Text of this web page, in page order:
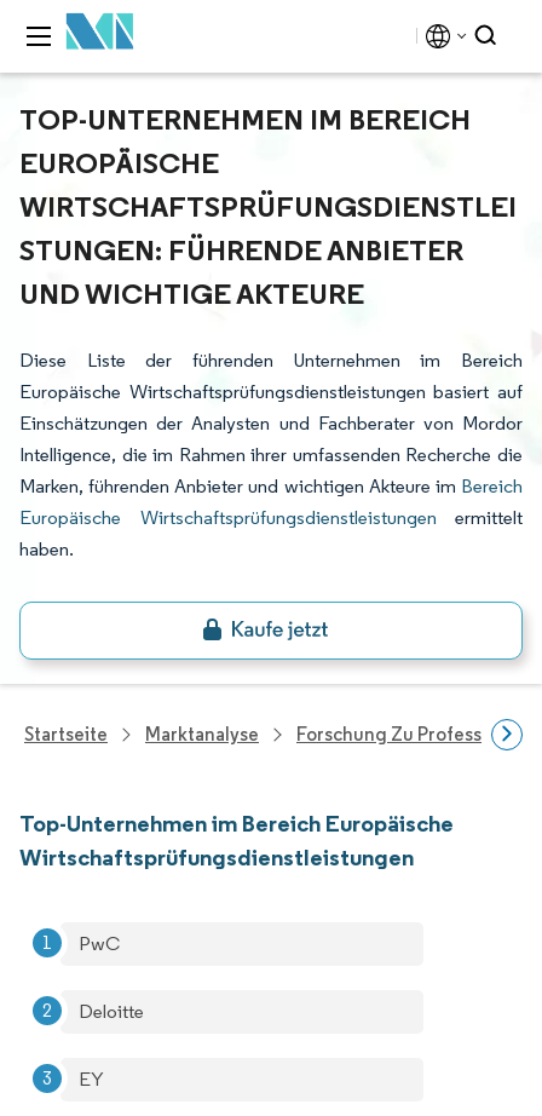
TOP-UNTERNEHMEN IM BEREICH
EUROPÄISCHE
WIRTSCHAFTSPRÜFUNGSDIENSTLEI
STUNGEN: FÜHRENDE ANBIETER
UND WICHTIGE AKTEURE
Diese Liste der führenden Unternehmen im Bereich
Europäische Wirtschaftsprüfungsdienstleistungen basiert auf
Einschätzungen der Analysten und Fachberater von Mordor
Intelligence, die im Rahmen ihrer umfassenden Recherche die
Marken, führenden Anbieter und wichtigen Akteure im Bereich
Europäische Wirtschaftsprüfungsdienstleistungen ermittelt
haben.
Startseite Marktanalyse Forschung Zu
Top-Unternehmen im Bereich Europäische
Wirtschaftsprüfungsdienstleistungen
PwC
Deloitte
EY